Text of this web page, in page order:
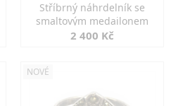
Stříbrný náhrdelník se
smaltovým medailonem
2 400 Kč
NOVÉ